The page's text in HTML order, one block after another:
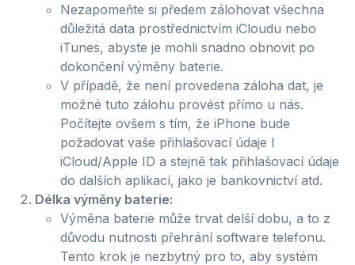
Nezapomeňte si předem zálohovat všechna
důležitá data prostřednictvím iCloudu nebo
iTunes, abyste je mohli snadno obnovit po
dokončení výměny baterie.
V případě, že není provedena záloha dat, je
možné tuto zálohu provést přímo u nás.
Počítejte ovšem s tím, že iPhone bude
požadovat vaše přihlašovací údaje l
iCloud/Apple ID a stejně tak přihlašovací údaje
do dalších aplikací, jako je bankovnictví atd.
Délka výměny baterie:
Výměna baterie může trvat delší dobu, a to z
důvodu nutnosti přehrání software telefonu.
Tento krok je nezbytný pro to, aby systém